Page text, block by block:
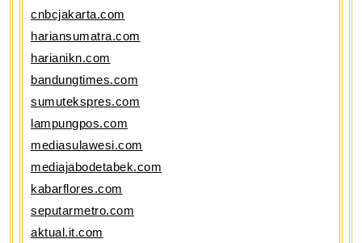
cnbcjakarta.com
hariansumatra.com
harianikn.com
bandungtimes.com
sumutekspres.com
lampungpos.com
mediasulawesi.com
mediajabodetabek.com
kabarflores.com
seputarmetro.com
aktual.it.com